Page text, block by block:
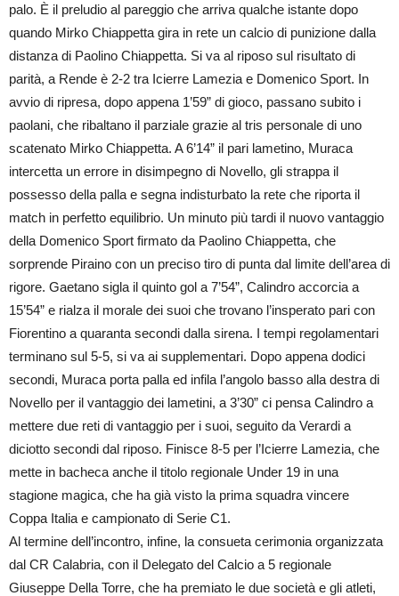
palo. È il preludio al pareggio che arriva qualche istante dopo
quando Mirko Chiappetta gira in rete un calcio di punizione dalla
distanza di Paolino Chiappetta. Si va al riposo sul risultato di
parità, a Rende è 2-2 tra Icierre Lamezia e Domenico Sport. In
avvio di ripresa, dopo appena 1’59” di gioco, passano subito i
paolani, che ribaltano il parziale grazie al tris personale di uno
scatenato Mirko Chiappetta. A 6’14” il pari lametino, Muraca
intercetta un errore in disimpegno di Novello, gli strappa il
possesso della palla e segna indisturbato la rete che riporta il
match in perfetto equilibrio. Un minuto più tardi il nuovo vantaggio
della Domenico Sport firmato da Paolino Chiappetta, che
sorprende Piraino con un preciso tiro di punta dal limite dell’area di
rigore. Gaetano sigla il quinto gol a 7’54”, Calindro accorcia a
15’54” e rialza il morale dei suoi che trovano l’insperato pari con
Fiorentino a quaranta secondi dalla sirena. I tempi regolamentari
terminano sul 5-5, si va ai supplementari. Dopo appena dodici
secondi, Muraca porta palla ed infila l’angolo basso alla destra di
Novello per il vantaggio dei lametini, a 3’30” ci pensa Calindro a
mettere due reti di vantaggio per i suoi, seguito da Verardi a
diciotto secondi dal riposo. Finisce 8-5 per l’Icierre Lamezia, che
mette in bacheca anche il titolo regionale Under 19 in una
stagione magica, che ha già visto la prima squadra vincere
Coppa Italia e campionato di Serie C1.
Al termine dell’incontro, infine, la consueta cerimonia organizzata
dal CR Calabria, con il Delegato del Calcio a 5 regionale
Giuseppe Della Torre, che ha premiato le due società e gli atleti,